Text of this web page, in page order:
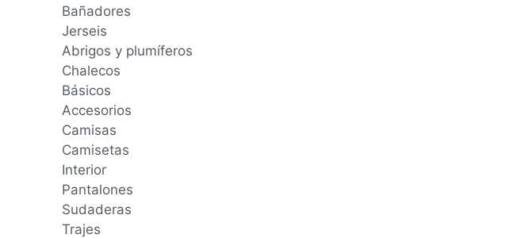
Bañadores
Jerseis
Abrigos y plumíferos
Chalecos
Básicos
Accesorios
Camisas
Camisetas
Interior
Pantalones
Sudaderas
Trajes